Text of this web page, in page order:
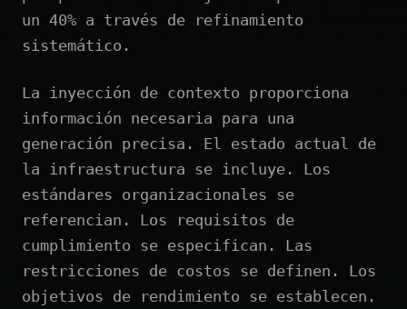
un 40% a través de refinamiento
sistemático.
La inyección de contexto proporciona
información necesaria para una
generación precisa. El estado actual de
la infraestructura se incluye. Los
estándares organizacionales se
referencian. Los requisitos de
cumplimiento se especifican. Las
restricciones de costos se definen. Los
objetivos de rendimiento se establecen.